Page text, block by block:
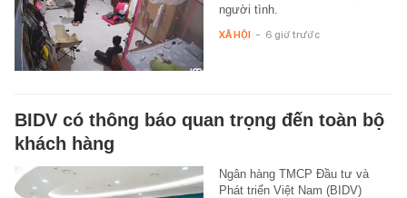
người tình.
XÃ HỘI - 6 giờ trước
BIDV có thông báo quan trọng đến toàn bộ
khách hàng
Ngân hàng TMCP Đầu tư và
Phát triển Việt Nam (BIDV)